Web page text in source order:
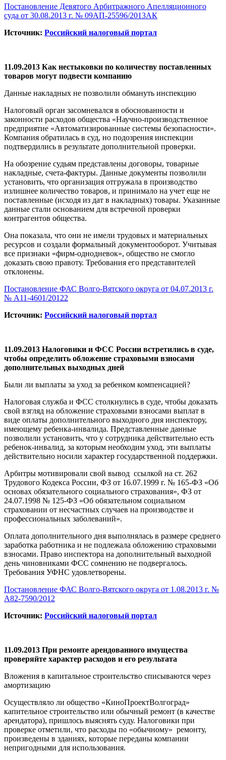
Постановление Девятого Арбитражного Апелляционного
суда от 30.08.2013 г. № 09АП-25596/2013АК
Источник: Российский налоговый портал
11.09.2013 Как нестыковки по количеству поставленных
товаров могут подвести компанию
Данные накладных не позволили обмануть инспекцию
Налоговый орган засомневался в обоснованности и
законности расходов общества «Научно-производственное
предприятие «Автоматизированные системы безопасности».
Компания обратилась в суд, но подозрения инспекции
подтвердились в результате дополнительной проверки.
На обозрение судьям представлены договоры, товарные
накладные, счета-фактуры. Данные документы позволили
установить, что организация отгружала в производство
излишнее количество товаров, и принимало на учет еще не
поставленные (исходя из дат в накладных) товары. Указанные
данные стали основанием для встречной проверки
контрагентов общества.
Она показала, что они не имели трудовых и материальных
ресурсов и создали формальный документооборот. Учитывая
все признаки «фирм-однодневок», общество не смогло
доказать свою правоту. Требования его представителей
отклонены.
Постановление ФАС Волго-Вятского округа от 04.07.2013 г.
№ А11-4601/20122
Источник: Российский налоговый портал
11.09.2013 Налоговики и ФСС России встретились в суде,
чтобы определить обложение страховыми взносами
дополнительных выходных дней
Были ли выплаты за уход за ребенком компенсацией?
Налоговая служба и ФСС столкнулись в суде, чтобы доказать
свой взгляд на обложение страховыми взносами выплат в
виде оплаты дополнительного выходного дня инспектору,
имеющему ребенка-инвалида. Представленные данные
позволили установить, что у сотрудника действительно есть
ребенок-инвалид, за которым необходим уход, эти выплаты
действительно носили характер государственной поддержки.
Арбитры мотивировали свой вывод ссылкой на ст. 262
Трудового Кодекса России, ФЗ от 16.07.1999 г. № 165-ФЗ «Об
основах обязательного социального страхования», ФЗ от
24.07.1998 № 125-ФЗ «Об обязательном социальном
страховании от несчастных случаев на производстве и
профессиональных заболеваний».
Оплата дополнительного дня выполнялась в размере среднего
заработка работника и не подлежала обложению страховыми
взносами. Право инспектора на дополнительный выходной
день чиновниками ФСС сомнению не подвергалось.
Требования УФНС удовлетворены.
Постановление ФАС Волго-Вятского округа от 1.08.2013 г. №
А82-7590/2012
Источник: Российский налоговый портал
11.09.2013 При ремонте арендованного имущества
проверяйте характер расходов и его результата
Вложения в капитальное строительство списываются через
амортизацию
Осуществляло ли общество «КиноПроектВолгоград»
капительное строительство или обычный ремонт (в качестве
арендатора), пришлось выяснять суду. Налоговики при
проверке отметили, что расходы по «обычному» ремонту,
произведены в зданиях, которые переданы компании
непригодными для использования.